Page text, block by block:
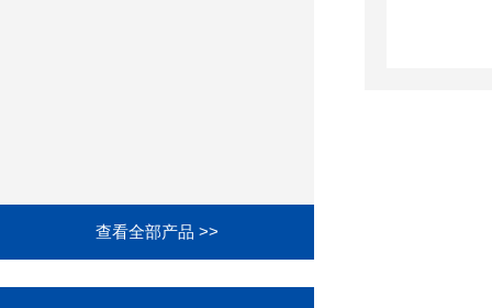
查看全部产品 >>